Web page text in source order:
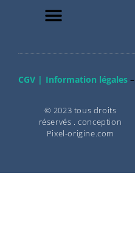
CGV | Information légales–
© 2023 tous droits
réservés . conception
Pixel-origine.com